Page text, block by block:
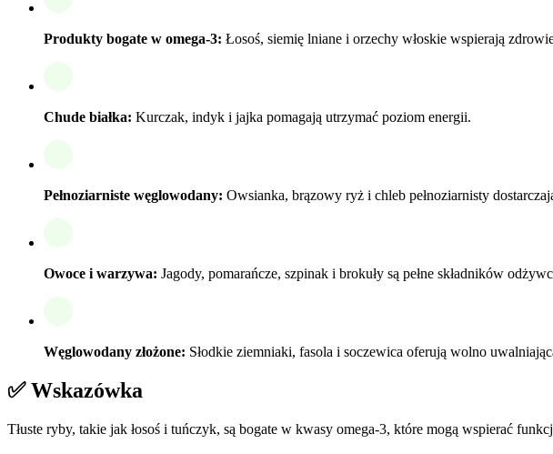
Produkty bogate w omega-3: Łosoś, siemię lniane i orzechy włoskie wspierają
Chude białka: Kurczak, indyk i jajka pomagają utrzymać poziom energii.
Pełnoziarniste węglowodany: Owsianka, brązowy ryż i chleb pełnoziarnisty
Owoce i warzywa: Jagody, pomarańcze, szpinak i brokuły są pełne składników
Węglowodany złożone: Słodkie ziemniaki, fasola i soczewica oferują wolno
✅ Wskazówka
Tłuste ryby, takie jak łosoś i tuńczyk, są bogate w kwasy omega-3, które mogą wspierać